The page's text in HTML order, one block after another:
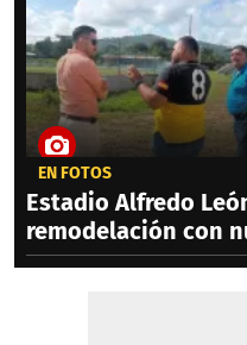
EN FOTOS
Estadio Alfredo
remodelación con